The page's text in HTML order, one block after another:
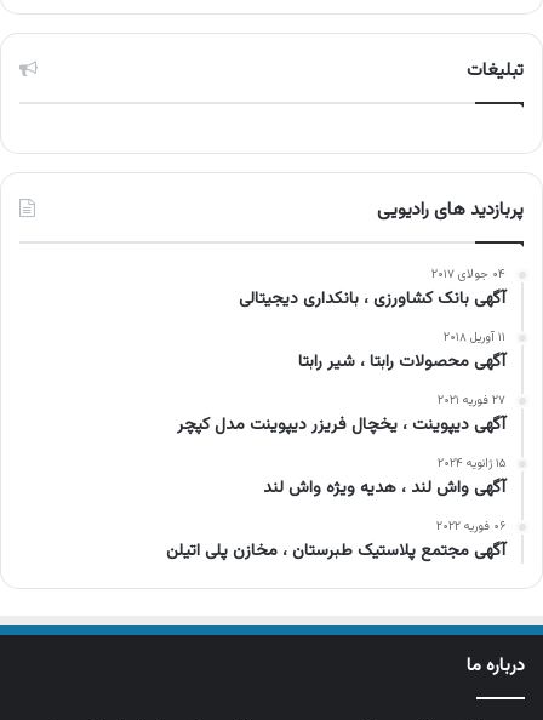
تبلیغات
پربازدید های رادیویی
۰۴ جولای ۲۰۱۷
آگهی بانک کشاورزی ، بانکداری دیجیتالی
۱۱ آوریل ۲۰۱۸
آگهی محصولات رابتا ، شیر رابتا
۲۷ فوریه ۲۰۲۱
آگهی دیپوینت ، یخچال فریزر دیپوینت مدل کپچر
۱۵ ژانویه ۲۰۲۴
آگهی واش لند ، هدیه ویژه واش لند
۰۶ فوریه ۲۰۲۲
آگهی مجتمع پلاستیک طبرستان ، مخازن پلی اتیلن
درباره ما